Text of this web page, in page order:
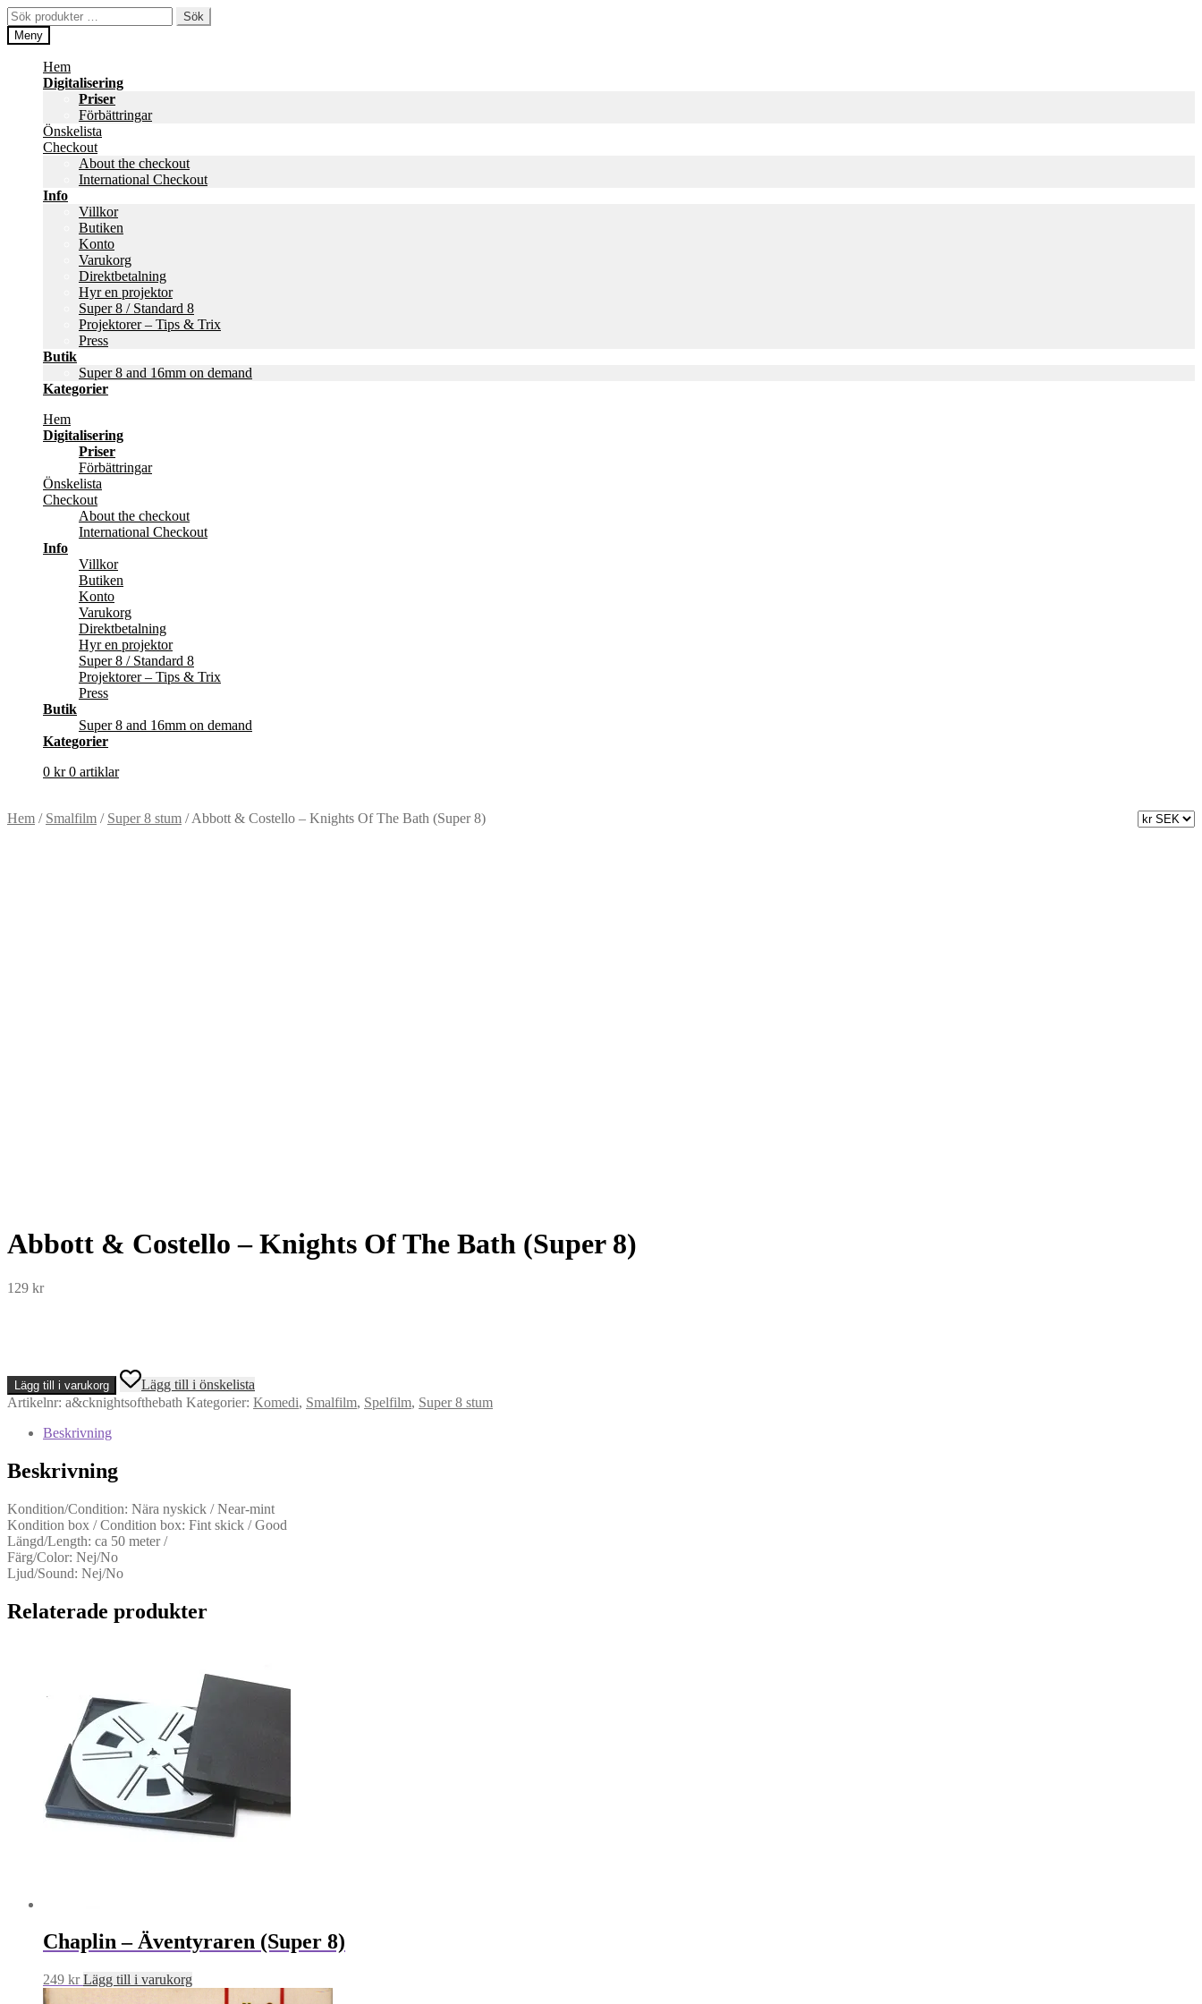
Hoppa
till
navigering
Hoppa
till
innehåll
Sök
efter:
Sök
Meny
Hem
Digitalisering
Priser
Förbättringar
Önskelista
Checkout
About the checkout
International Checkout
Info
Villkor
Butiken
Konto
Varukorg
Direktbetalning
Hyr en projektor
Super 8 / Standard 8
Projektorer – Tips & Trix
Press
Butik
Super 8 and 16mm on demand
Kategorier
Hem
Digitalisering
Priser
Förbättringar
Önskelista
Checkout
About the checkout
International Checkout
Info
Villkor
Butiken
Konto
Varukorg
Direktbetalning
Hyr en projektor
Super 8 / Standard 8
Projektorer – Tips & Trix
Press
Butik
Super 8 and 16mm on demand
Kategorier
0 kr 0 artiklar
Hem / Smalfilm / Super 8 stum /Abbott & Costello – Knights Of The Bath (Super 8)
Abbott & Costello – Knights Of The Bath (Super 8)
129 kr
Abbott
&
Costello
Knights
The
(Super
8)
mängd
Lägg till i varukorg
Lägg till i önskelista
Artikelnr: a&cknightsofthebath Kategorier: Komedi, Smalfilm, Spelfilm, Super 8 stum
Beskrivning
Beskrivning
Kondition/Condition: Nära nyskick / Near-mint
Kondition box / Condition box: Fint skick / Good
Längd/Length: ca 50 meter /
Färg/Color: Nej/No
Ljud/Sound: Nej/No
Relaterade produkter
Chaplin – Äventyraren (Super 8)
249 kr Lägg till i varukorg